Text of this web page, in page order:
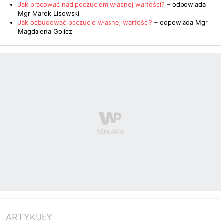
Jak pracować nad poczuciem własnej wartości? – odpowiada
Mgr Marek Lisowski
Jak odbudować poczucie własnej wartości? – odpowiada Mgr
Magdalena Golicz
ARTYKUŁY